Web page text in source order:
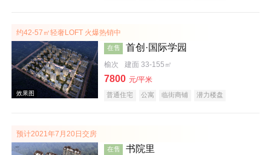
效果图
约42-57㎡轻奢LOFT 火爆热销中
在售 首创·国际学园
榆次 建面 33-155㎡
7800 元/平米
普通住宅 公寓 临街商铺
潜力楼盘
预计2021年7月20日交房
在售 书院里